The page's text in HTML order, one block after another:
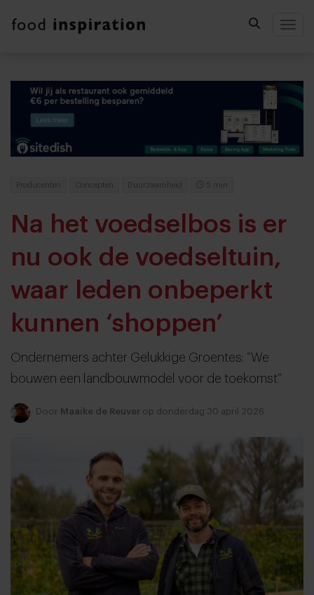
Producenten Concepten Duurzaamheid 5 min
Na het voedselbos is er
nu ook de voedseltuin,
waar leden onbeperkt
kunnen ‘shoppen’
Ondernemers achter Gelukkige Groentes: “We
bouwen een landbouwmodel voor de toekomst”
Door Maaike de Reuver op donderdag 30 april 2026